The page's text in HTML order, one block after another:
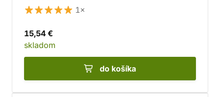
1×
15,54 €
skladom
do košíka